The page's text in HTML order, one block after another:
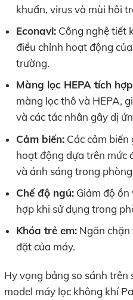
khuẩn, virus và mùi hôi
Econavi: Công nghệ tiết
điều chỉnh hoạt động
trường.
Màng lọc HEPA tích
màng lọc thô và HEPA,
và các tác nhân gây dị
Cảm biến: Các cảm
hoạt động dựa trên mức
và ánh sáng trong
Chế độ ngủ: Giảm độ ồn
hợp khi sử dụng trong
Khóa trẻ em: Ngăn
đặt của máy.
Hy vọng bảng so sánh trên
model máy lọc không khí